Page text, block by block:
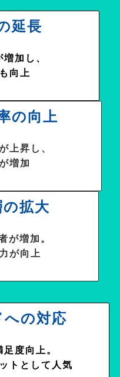
延長
加し、
向上
の向上
上昇し、
増加
拡大
が増加。
が向上
の対応
度向上。
トとして人気